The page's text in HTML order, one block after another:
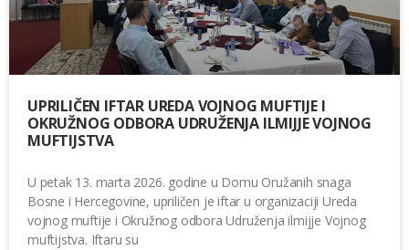
UPRILIČEN IFTAR UREDA VOJNOG MUFTIJE I
OKRUŽNOG ODBORA UDRUŽENJA ILMIJJE VOJNOG
MUFTIJSTVA
U petak 13. marta 2026. godine u Domu Oružanih snaga
Bosne i Hercegovine, upriličen je iftar u organizaciji Ureda
vojnog muftije i Okružnog odbora Udruženja ilmijje Vojnog
muftijstva. Iftaru su